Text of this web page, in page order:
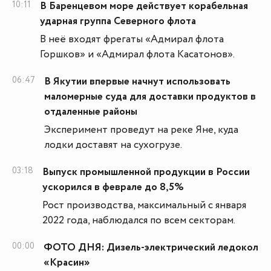
10:11
В Баренцевом море действует корабельная
ударная группа Северного флота
В неё входят фрегаты «Адмирал флота
Горшков» и «Адмирал флота Касатонов».
06:47
В Якутии впервые начнут использовать
маломерные суда для доставки продуктов в
отдаленные районы
Эксперимент проведут на реке Яне, куда
лодки доставят на сухогрузе.
03:18
Выпуск промышленной продукции в России
ускорился в феврале до 8,5%
Рост производства, максимальный с января
2022 года, наблюдался по всем секторам.
00:00
ФОТО ДНЯ: Дизель-электрический ледокол
«Красин»